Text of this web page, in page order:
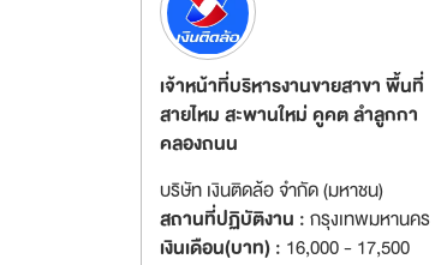
เจ้าหน้าที่บริหารงานขายสาขา พื้นที่
สายไหม สะพานใหม่ คูคต ลำลูกกา
คลองถนน
บริษัท เงินติดล้อ จำกัด (มหาชน)
สถานที่ปฏิบัติงาน :กรุงเทพมหานคร
เงินเดือน(บาท) : 16,000 - 17,500